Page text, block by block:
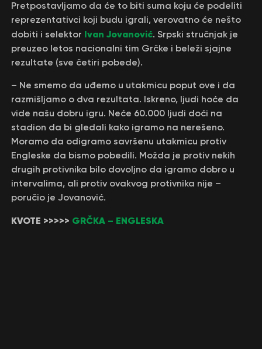
Pretpostavljamo da će to biti suma koju će podeliti
reprezentativci koji budu igrali, verovatno će nešto
dobiti i selektor Ivan Jovanović. Srpski stručnjak je
preuzeo letos nacionalni tim Grčke i beleži sjajne
rezultate (sve četiri pobede).
– Ne smemo da uđemo u utakmicu poput ove i da
razmišljamo o dva rezultata. Iskreno, ljudi hoće da
vide našu dobru igru. Neće 60.000 ljudi doći na
stadion da bi gledali kako igramo na nerešeno.
Moramo da odigramo savršenu utakmicu protiv
Engleske da bismo pobedili. Možda je protiv nekih
drugih protivnika bilo dovoljno da igramo dobro u
intervalima, ali protiv ovakvog protivnika nije –
poručio je Jovanović.
KVOTE >>>>> GRČKA – ENGLESKA